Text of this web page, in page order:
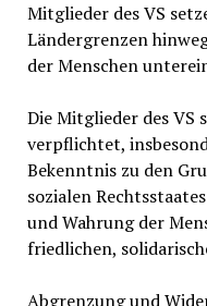
Mitglieder des VS
Ländergrenzen
der Menschen
Die Mitglieder des VS
verpflichtet,
Bekenntnis zu den
sozialen
und Wahrung der
friedlichen,
Abgrenzung und